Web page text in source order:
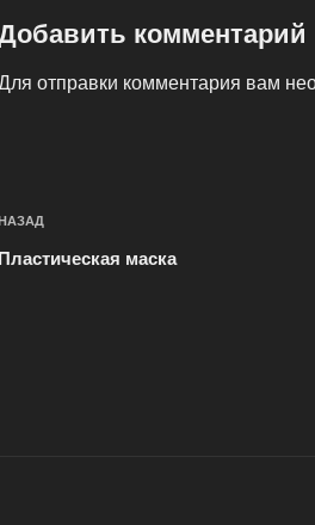
комментарий
отправки комментария вам
по
запись:
Пластическая маска